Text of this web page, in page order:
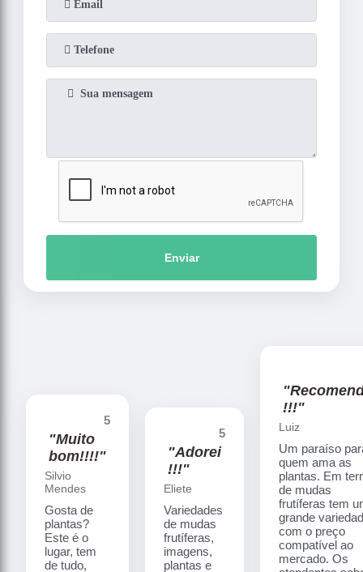
Enviar
5
"Muito
bom!!!!"
Silvio
Mendes
Gosta de
plantas?
Este é o
lugar, tem
de tudo,
5
"Adorei
!!!"
Eliete
Variedades
de mudas
frutíferas,
imagens,
plantas e
!!!"
Luiz
Um paraíso
quem ama as
plantas. Em
de mudas
frutíferas tem
grande
com o preço
compatível ao
mercado. Os